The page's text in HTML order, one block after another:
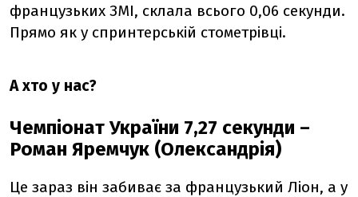
французьких ЗМІ, склала всього 0,06 секунди.
Прямо як у спринтерській стометрівці.
А хто у нас?
Чемпіонат України 7,27 секунди –
Роман Яремчук (Олександрія)
Це зараз він забиває за французький Ліон, а у